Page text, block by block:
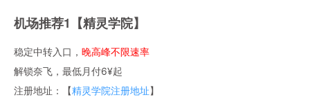
机场推荐1【精灵学院】
稳定中转入口， 晚高峰不限速率
解锁奈飞，最低月付6¥起
注册地址：【精灵学院注册地址】